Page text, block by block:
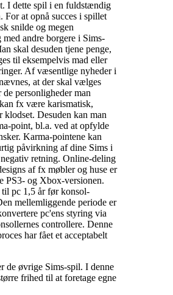
I dette spil i en fuldstændig
For at opnå succes i spillet
snilde og megen
med andre borgere i Sims-
skal desuden tjene penge,
til eksempelvis mad eller
Af væsentlige nyheder i
at der skal vælges
personligheder man
fx være karismatisk,
klodset. Desuden kan man
point, bl.a. ved at opfylde
Karma-pointene kan
påvirkning af dine Sims i
retning. Online-deling
af fx møbler og huse er
PS3- og Xbox-versionen.
til pc 1,5 år før konsol-
mellemliggende periode er
pc'ens styring via
controllere. Denne
har fået et acceptabelt
de øvrige Sims-spil. I denne
frihed til at foretage egne